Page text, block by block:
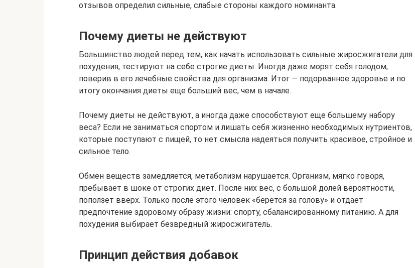
отзывов определил сильные, слабые стороны каждого номинанта.
Почему диеты не действуют
Большинство людей перед тем, как начать использовать сильные жиросжигатели для
похудения, тестируют на себе строгие диеты. Иногда даже морят себя голодом,
поверив в его лечебные свойства для организма. Итог — подорванное здоровье и по
итогу окончания диеты еще больший вес, чем в начале.
Почему диеты не действуют, а иногда даже способствуют еще большему набору
веса? Если не заниматься спортом и лишать себя жизненно необходимых нутриентов,
которые поступают с пищей, то нет смысла надеяться получить красивое, стройное и
сильное тело.
Обмен веществ замедляется, метаболизм нарушается. Организм, мягко говоря,
пребывает в шоке от строгих диет. После них вес, с большой долей вероятности,
поползет вверх. Только после этого человек «берется за голову» и отдает
предпочтение здоровому образу жизни: спорту, сбалансированному питанию. А для
похудения выбирает безвредный жиросжигатель.
Принцип действия добавок